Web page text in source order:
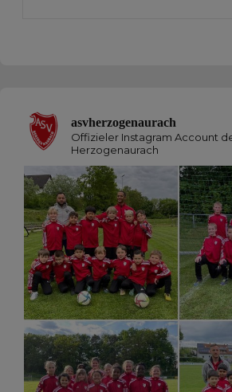
asvherzogenaurach
Offizieler Instagram Account
Herzogenaurach